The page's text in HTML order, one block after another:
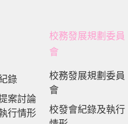
錄
案討論
行情形
校務發展規劃委員
會
校務發展規劃委員
會
校發會紀錄及執行